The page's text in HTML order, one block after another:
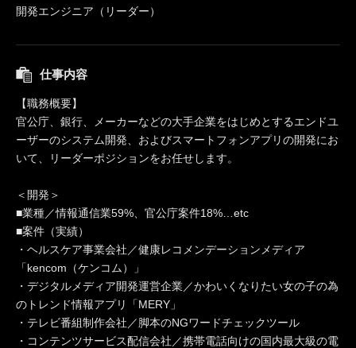
開発エンジニア（リーダー）
仕事内容
【職務概要】
官公庁、銀行、メーカーなどの大手企業をはじめとするエンドユ
ーザーのシステム開発、およびスマートフォンアプリの開発にお
いて、リーダーポジションをお任せします。
＜開発＞
■業種／情報通信業59%、官公庁案件18%…etc
■案件（実績）
・ヘルスケア事業会社／健康レコメンデーションメディア
「kencom（ケンコム）」
・デジタルメディア開発運営企業／かわいくなりたい女の子の為
のトレンド情報アプリ「MERY」
・テレビ番組制作会社／脚本のNGワードチェックツール
・コンテンツサービス配信会社／携帯電話向けの国内最大級の電